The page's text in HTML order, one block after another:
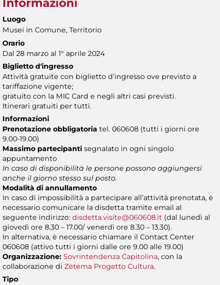
Informazioni
Luogo
Musei in Comune, Territorio
Orario
Dal 28 marzo al 1° aprile 2024
Biglietto d'ingresso
Attività gratuite con biglietto d’ingresso ove previsto a
tariffazione vigente;
gratuito con la MIC Card e negli altri casi previsti.
Itinerari gratuiti per tutti.
Informazioni
Prenotazione obbligatoria tel. 060608 (tutti i giorni ore
9.00-19.00)
Massimo partecipanti segnalato in ogni singolo
appuntamento
In caso di disponibilità le persone possono aggiungersi
anche il giorno stesso sul posto.
Modalità di annullamento
In caso di impossibilità a partecipare all’attività prenotata, è
necessario comunicare la disdetta tramite email al
seguente indirizzo: disdetta.visite@060608.it (dal lunedì al
giovedì ore 8.30 – 17.00/ venerdì ore 8.30 – 13.30).
In alternativa, è necessario chiamare il Contact Center
060608 (attivo tutti i giorni dalle ore 9.00 alle 19.00)
Organizzazione: Sovrintendenza Capitolina, con la
collaborazione di Zètema Progetto Cultura.
Tipo